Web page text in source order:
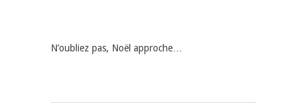
N’oubliez pas, Noël approche…